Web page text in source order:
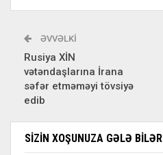
ƏVVƏLKI
Rusiya XİN
vətəndaşlarına İrana
səfər etməməyi tövsiyə
edib
SIZIN XOŞUNUZA GƏLƏ BILƏR